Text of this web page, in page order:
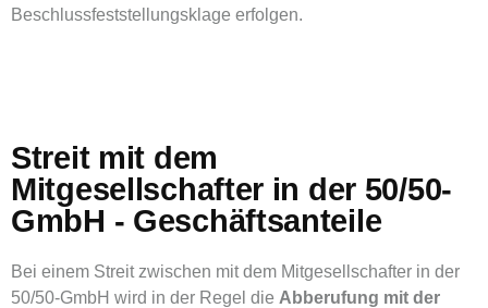
Beschlussfeststellungsklage erfolgen.
Streit mit dem
Mitgesellschafter in der 50/50-
GmbH - Geschäftsanteile
Bei einem Streit zwischen mit dem Mitgesellschafter in der
50/50-GmbH wird in der Regel die Abberufung mit der